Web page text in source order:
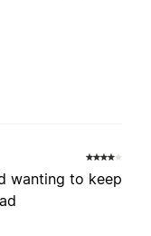
wanting to keep